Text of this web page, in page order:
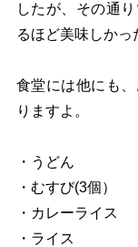
したが、その通
るほど美味しかっ
食堂には他にも
りますよ。
・うどん
・むすび(3個
・カレーライス
・ライス